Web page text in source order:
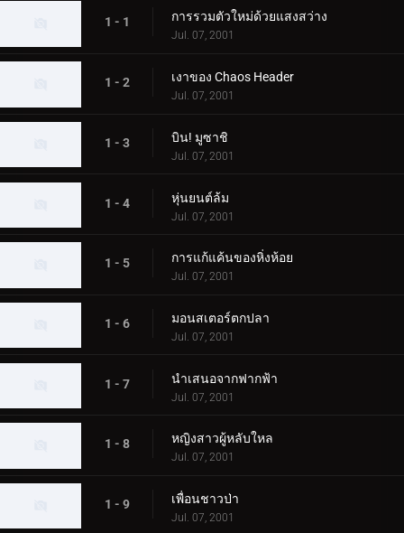
1 - 1 การรวมตัวใหม่ด้วยแสงสว่าง
Jul. 07, 2001
1 - 2 เงาของ Chaos Header
Jul. 07, 2001
1 - 3 บิน! มูซาชิ
Jul. 07, 2001
1 - 4 หุ่นยนต์ล้ม
Jul. 07, 2001
1 - 5 การแก้แค้นของหิ่งห้อย
Jul. 07, 2001
1 - 6 มอนสเตอร์ตกปลา
Jul. 07, 2001
1 - 7 นำเสนอจากฟากฟ้า
Jul. 07, 2001
1 - 8 หญิงสาวผู้หลับใหล
Jul. 07, 2001
1 - 9 เพื่อนชาวป่า
Jul. 07, 2001